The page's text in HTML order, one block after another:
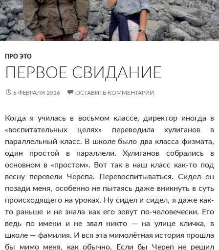
ПРО ЭТО
ПЕРВОЕ СВИДАНИЕ
6 ФЕВРАЛЯ 2016 ОСТАВИТЬ КОММЕНТАРИЙ
Когда я училась в восьмом классе, директор иногда в
«воспитательных целях» переводила хулиганов в
параллельный класс. В школе было два класса физмата,
один простой в параллели. Хулиганов собрались в
основном в «простом». Вот так в наш класс как-то под
весну перевели Черепа. Перевоспитываться. Сидел он
позади меня, особенно не пытаясь даже вникнуть в суть
происходящего на уроках. Ну сидел и сидел, я даже как-
то раньше и не знала как его зовут по-человечески. Его
ведь по имени и не звал никто — на улице кличка, в
школе — фамилия. И вся эта мимолётная история прошла
бы мимо меня, как обычно. Если бы Череп не решил